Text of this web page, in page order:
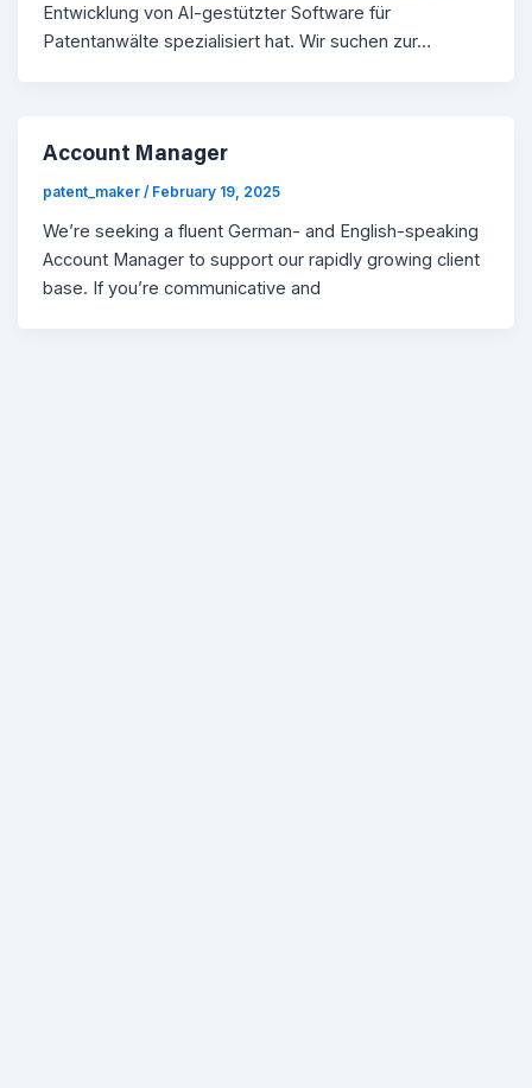
Entwicklung von AI-gestützter Software für
Patentanwälte spezialisiert hat. Wir suchen zur…
Account Manager
patent_maker/ February 19, 2025
We’re seeking a fluent German- and English-speaking
Account Manager to support our rapidly growing client
base. If you’re communicative and